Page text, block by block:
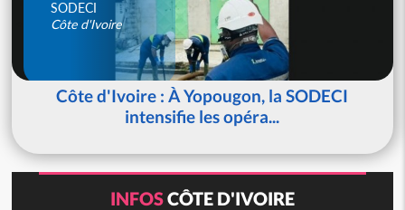
SODECI
Côte d'Ivoire
Côte d'Ivoire : À Yopougon, la SODECI
intensifie les opéra...
INFOSCÔTE D'IVOIRE